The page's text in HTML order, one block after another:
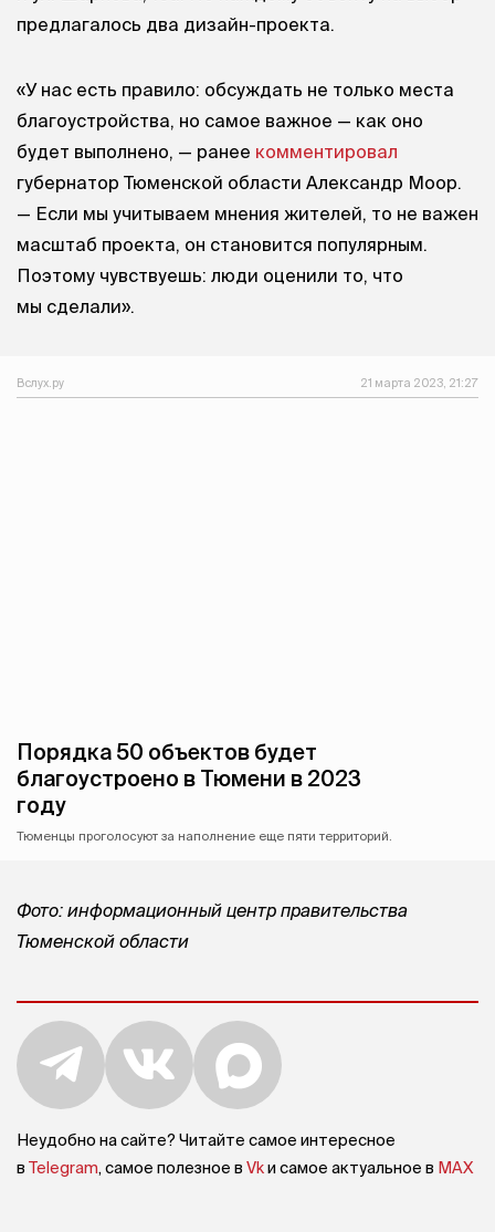
предлагалось два дизайн-проекта.
«У нас есть правило: обсуждать не только места
благоустройства, но самое важное — как оно
будет выполнено, — ранее комментировал
губернатор Тюменской области Александр Моор.
— Если мы учитываем мнения жителей, то не важен
масштаб проекта, он становится популярным.
Поэтому чувствуешь: люди оценили то, что
мы сделали».
Вслух.ру 21 марта 2023, 21:27
Порядка 50 объектов будет
благоустроено в Тюмени в 2023
году
Тюменцы проголосуют за наполнение еще пяти территорий.
Фото: информационный центр правительства
Тюменской области
Неудобно на сайте? Читайте самое интересное
в Telegram, самое полезное в Vkи самое актуальное в MAX